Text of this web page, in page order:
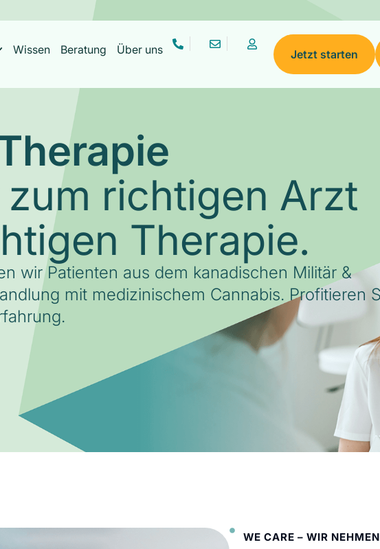
Wissen Beratung Über uns Jetzt starten
richtigen Arzt
Therapie.
wir Patienten aus dem kanadischen Militär &
mit medizinischem Cannabis. Profitieren
WE CARE – WIR